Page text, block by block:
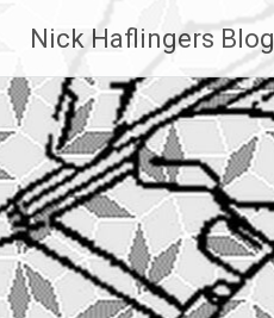
Inhalt
springen
Nick Haflingers Blog